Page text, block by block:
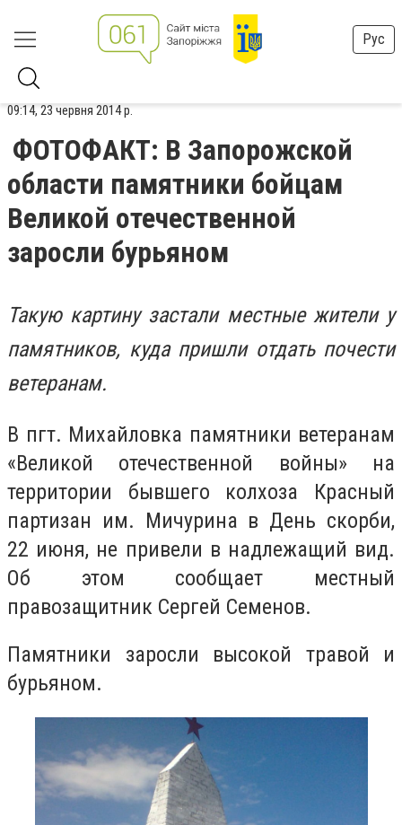
Рус
09:14, 23 червня 2014 р.
ФОТОФАКТ: В Запорожской
области памятники бойцам
Великой отечественной
заросли бурьяном
Такую картину застали местные жители у
памятников, куда пришли отдать почести
ветеранам.
В пгт. Михайловка памятники ветеранам
«Великой отечественной войны» на
территории бывшего колхоза Красный
партизан им. Мичурина в День скорби,
22 июня, не привели в надлежащий вид.
Об этом сообщает местный
правозащитник Сергей Семенов.
Памятники заросли высокой травой и
бурьяном.